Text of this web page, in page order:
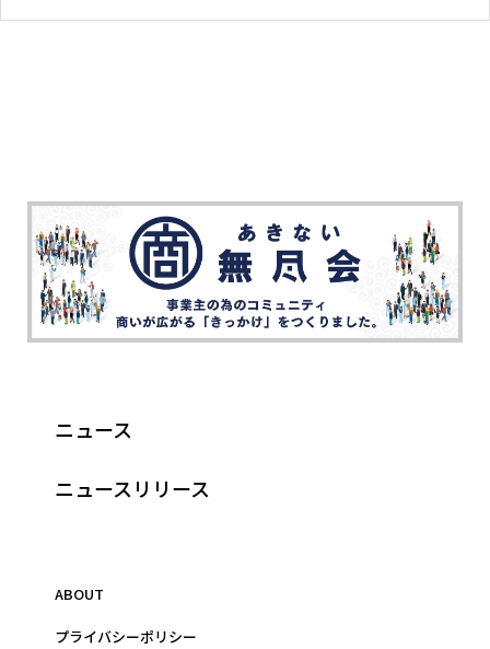
ニュース
ニュースリリース
ABOUT
プライバシーポリシー